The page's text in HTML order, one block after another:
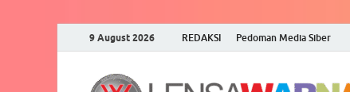
9 August 2026 REDAKSI Pedoman Media Siber